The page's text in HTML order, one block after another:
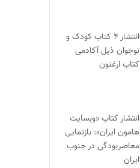
انتشار ۴ کتاب کودک و
نوجوان ذیل آکادمی
کتاب ارغنون
انتشار کتاب «وبسایت
هامون ایران»: بازنمایی
معاصربودگی در جنوب
ایران